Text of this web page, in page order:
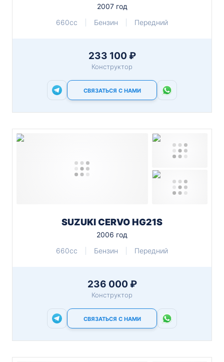
2007 год
660cc
Бензин Передний
233 100 ₽
Конструктор
СВЯЗАТЬСЯ С НАМИ
SUZUKI CERVO HG21S
2006 год
660cc
Бензин Передний
236 000 ₽
Конструктор
СВЯЗАТЬСЯ С НАМИ